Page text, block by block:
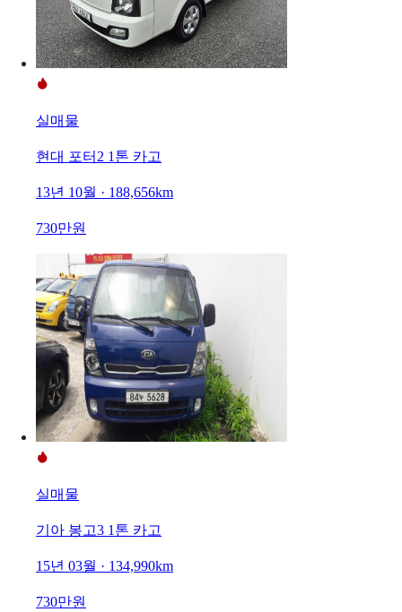
실매물
현대 포터2 1톤 카고
13년 10월 · 188,656km
730만원
실매물
기아 봉고3 1톤 카고
15년 03월 · 134,990km
730만원